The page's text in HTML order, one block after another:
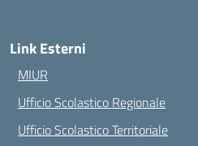
Link Esterni
MIUR
Ufficio Scolastico Regionale
Ufficio Scolastico Territoriale